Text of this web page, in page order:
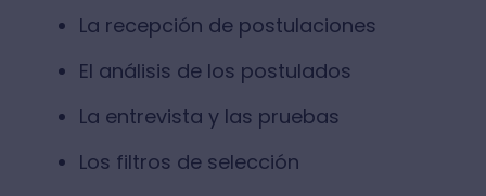
La recepción de postulaciones
El análisis de los postulados
La entrevista y las pruebas
Los filtros de selección